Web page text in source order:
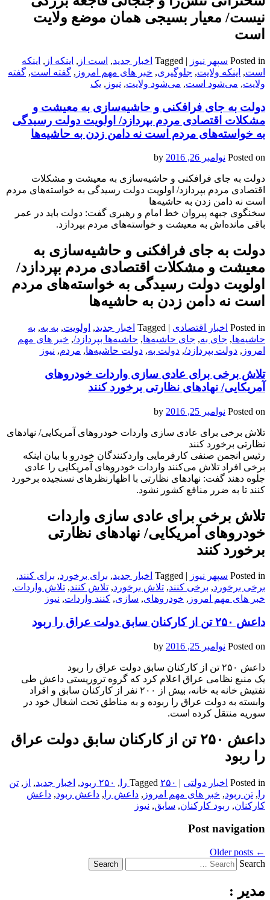
نیست/ معیار بسیجی همان موضع ولایت
است
Posted in سپهر نیوز |
Tagged اخبار جدید, است از , اینکه از , اینکه
است, اینکه ولایت, جلوگیری, خبر های مهم امروز , گفته است, گفته
ولایت, می‌‌‌‌شود است, می‌‌‌‌شود ولایت, نیوز , یک
دولت به جای فرافکنی و حاشیه‌سازی به معیشت و
مشکلات اقتصادی مردم بپردازد/ اولویت دولت رسیدگی
به خواسته‌های مردم است نه دامن زدن به حاشیه‌ها
Posted on نوامبر 26, 2016
دولت به جای فرافکنی و حاشیه‌سازی به معیشت و مشکلات
اقتصادی مردم بپردازد/ اولویت دولت رسیدگی به خواسته‌های مردم
است نه دامن زدن به حاشیه‌ها
سخنگوی جبهه پیروان خط امام و رهبری گفت: دولت باید در عمر
باقی‌ مانده‌اش به معیشت و خواسته‌های مردم بپردازد.
دولت به جای فرافکنی و حاشیه‌سازی به
معیشت و مشکلات اقتصادی مردم بپردازد/
اولویت دولت رسیدگی به خواسته‌های مردم
است نه دامن زدن به حاشیه‌ها
Posted in اخبار اقتصادی |
Tagged اخبار جدید, اولویت, به به, به
حاشیه‌ها, جای به, جای حاشیه‌ها, حاشیه‌ها بپردازد/, خبر های مهم
امروز , دولت بپردازد/, دولت به, دولت حاشیه‌ها, مردم, نیوز
تلاش برخی برای عادی سازی واردات خودروهای
آمریکایی/ نهادهای نظارتی برخورد کنند
Posted on نوامبر 25, 2016
تلاش برخی برای عادی سازی واردات خودروهای آمریکایی/ نهادهای
نظارتی برخورد کنند
رئیس انجمن صنفی کارفرمایی واردکنندگان خودرو با بیان اینکه
برخی افراد تلاش می‌کنند واردات خودروهای آمریکایی را عادی
جلوه دهند گفت: نهادهای نظارتی با اظهارنظرهای نسنجیده برخورد
کنند تا به ضرر منافع کشور نشود.
تلاش برخی برای عادی سازی واردات
خودروهای آمریکایی/ نهادهای نظارتی
برخورد کنند
Posted in سپهر نیوز Tagged اخبار جدید, برای برخورد, برای کنند,
برخی برخورد, برخی کنند, تلاش برخورد, تلاش کنند, تلاش واردات,
خبر های مهم امروز , خودروهای, سازی, کنند واردات, نیوز
داعش ۲۵۰ تن از کارکنان سابق دولت عراق را ربود
Posted on نوامبر 25, 2016
داعش ۲۵۰ تن از کارکنان سابق دولت عراق را ربود
یک منبع نظامی عراق اعلام کرد که گروه تروریستی داعش طی
تفتیش خانه به خانه، بیش از ۲۰۰ نفر از کارکنان سابق و افراد
وابسته به دولت عراق را ربوده و به مناطق تحت اشغال خود در
سوریه منتقل کرده است.
داعش ۲۵۰ تن از کارکنان سابق دولت عراق
را ربود
Posted in اخبار دولتی |
Tagged ۲۵۰ را , ۲۵۰ ربود , اخبار جدید, از , تن
را , تن ربود, خبر های مهم امروز , داعش را , داعش ربود, داعش
کارکنان, ربود کارکنان, سابق, نیوز
Post navigation
←
Search
مدیر :